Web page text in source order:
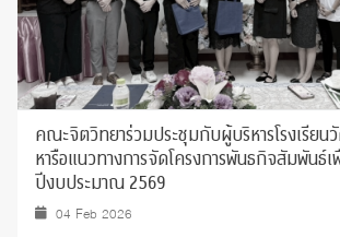
คณะจิตวิทยาร่วมประชุมกับผู้บริหารโรงเรียน
หารือแนวทางการจัดโครงการพันธกิจสัมพันธ์
ปีงบประมาณ 2569
04 Feb 2026